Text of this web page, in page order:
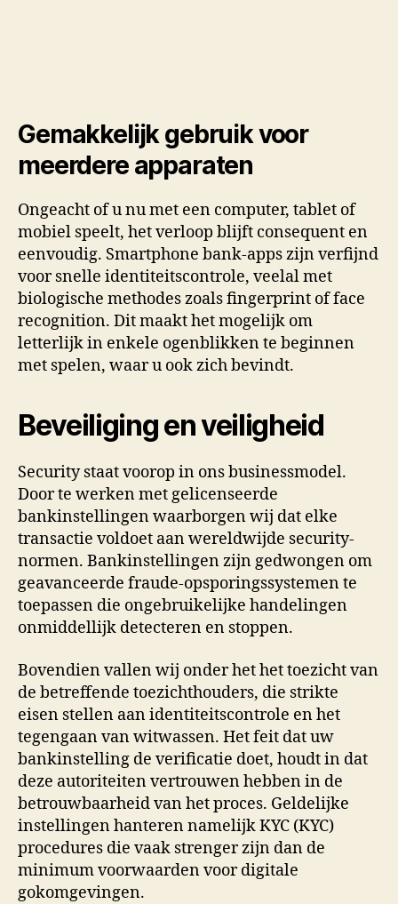
Gemakkelijk gebruik voor
meerdere apparaten
Ongeacht of u nu met een computer, tablet of
mobiel speelt, het verloop blijft consequent en
eenvoudig. Smartphone bank-apps zijn verfijnd
voor snelle identiteitscontrole, veelal met
biologische methodes zoals fingerprint of face
recognition. Dit maakt het mogelijk om
letterlijk in enkele ogenblikken te beginnen
met spelen, waar u ook zich bevindt.
Beveiliging en veiligheid
Security staat voorop in ons businessmodel.
Door te werken met gelicenseerde
bankinstellingen waarborgen wij dat elke
transactie voldoet aan wereldwijde security-
normen. Bankinstellingen zijn gedwongen om
geavanceerde fraude-opsporingssystemen te
toepassen die ongebruikelijke handelingen
onmiddellijk detecteren en stoppen.
Bovendien vallen wij onder het het toezicht van
de betreffende toezichthouders, die strikte
eisen stellen aan identiteitscontrole en het
tegengaan van witwassen. Het feit dat uw
bankinstelling de verificatie doet, houdt in dat
deze autoriteiten vertrouwen hebben in de
betrouwbaarheid van het proces. Geldelijke
instellingen hanteren namelijk KYC (KYC)
procedures die vaak strenger zijn dan de
minimum voorwaarden voor digitale
gokomgevingen.